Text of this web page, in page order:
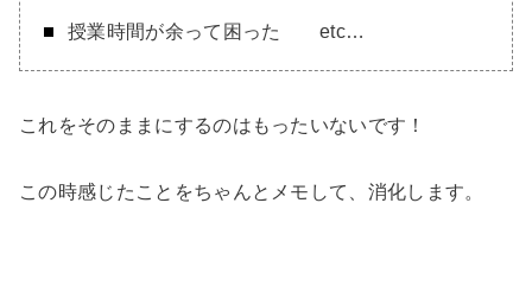
授業時間が余って困った etc…
これをそのままにするのはもったいないです！
この時感じたことをちゃんとメモして、消化します。